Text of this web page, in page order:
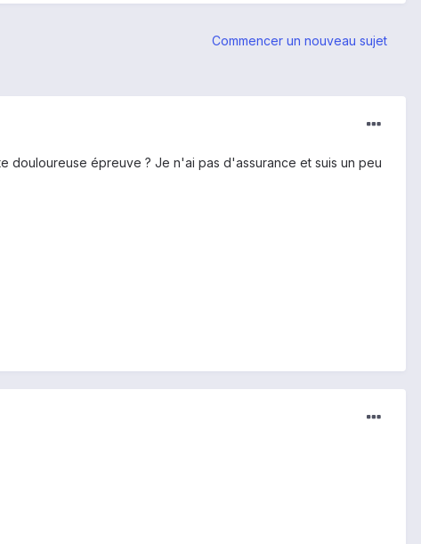
Commencer un nouveau sujet
douloureuse épreuve ? Je n'ai pas d'assurance et suis un peu